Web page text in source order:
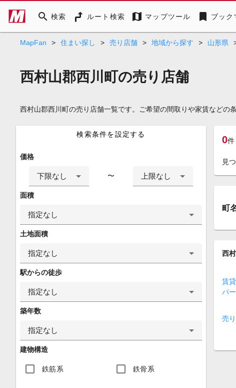
search 検索 ルート検索 map マップツール bookmark ブック
MapFan > 住まい探し > 売り店舗 > 地域から探す > 山形県
西村山郡西川町の売り店舗
西村山郡西川町の売り店舗一覧です。ご希望の間取りや家賃などの
検索条件を設定する
価格
下限なし 〜 上限なし
面積
指定なし
土地面積
指定なし
駅からの徒歩
指定なし
築年数
指定なし
建物構造
鉄筋系 鉄骨系
0件
見
町
西
賃
パ
売